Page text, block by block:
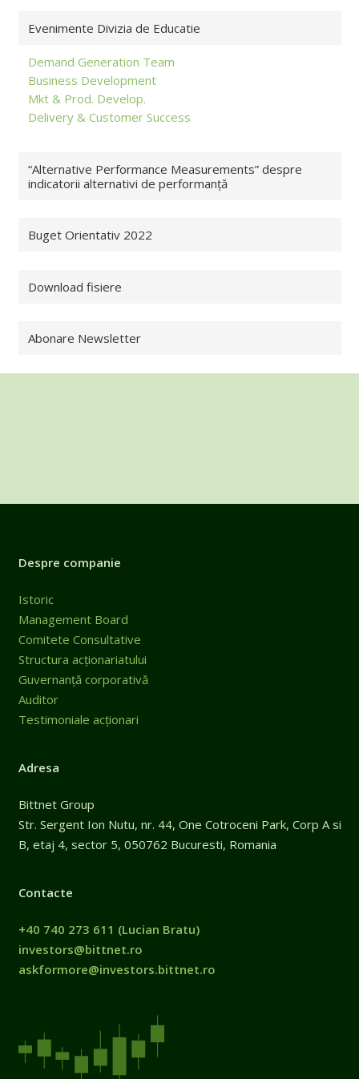
Evenimente Divizia de Educatie
Demand Generation Team
Business Development
Mkt & Prod. Develop.
Delivery & Customer Success
“Alternative Performance Measurements” despre
indicatorii alternativi de performanță
Buget Orientativ 2022
Download fisiere
Abonare Newsletter
Despre companie
Istoric
Management Board
Comitete Consultative
Structura acționariatului
Guvernanță corporativă
Auditor
Testimoniale acționari
Adresa
Bittnet Group
Str. Sergent Ion Nutu, nr. 44, One Cotroceni Park, Corp A si
B, etaj 4, sector 5, 050762 Bucuresti, Romania
Contacte
+40 740 273 611 (Lucian Bratu)
investors@bittnet.ro
askformore@investors.bittnet.ro